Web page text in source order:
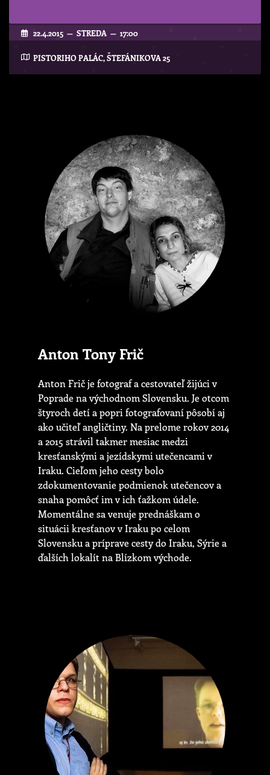
22.4.2015 — STREDA — 17:00
PISTORIHO PALÁC, ŠTEFÁNIKOVA 25
Anton Tony Frič
Anton Frič je fotograf a cestovateľ žijúci v
Poprade na východnom Slovensku. Je otcom
štyroch detí a popri fotografovaní pôsobí aj
ako učiteľ angličtiny. Na prelome rokov 2014
a 2015 strávil takmer mesiac medzi
kresťanskými a jezídskymi utečencami v
Iraku. Cieľom jeho cesty bolo
zdokumentovanie podmienok utečencov a
snaha pomôcť im v ich ťažkom údele.
Momentálne sa venuje prednáškam o
situácii kresťanov v Iraku po celom
Slovensku a príprave cesty do Iraku, Sýrie a
ďalších lokalít na Blízkom východe.